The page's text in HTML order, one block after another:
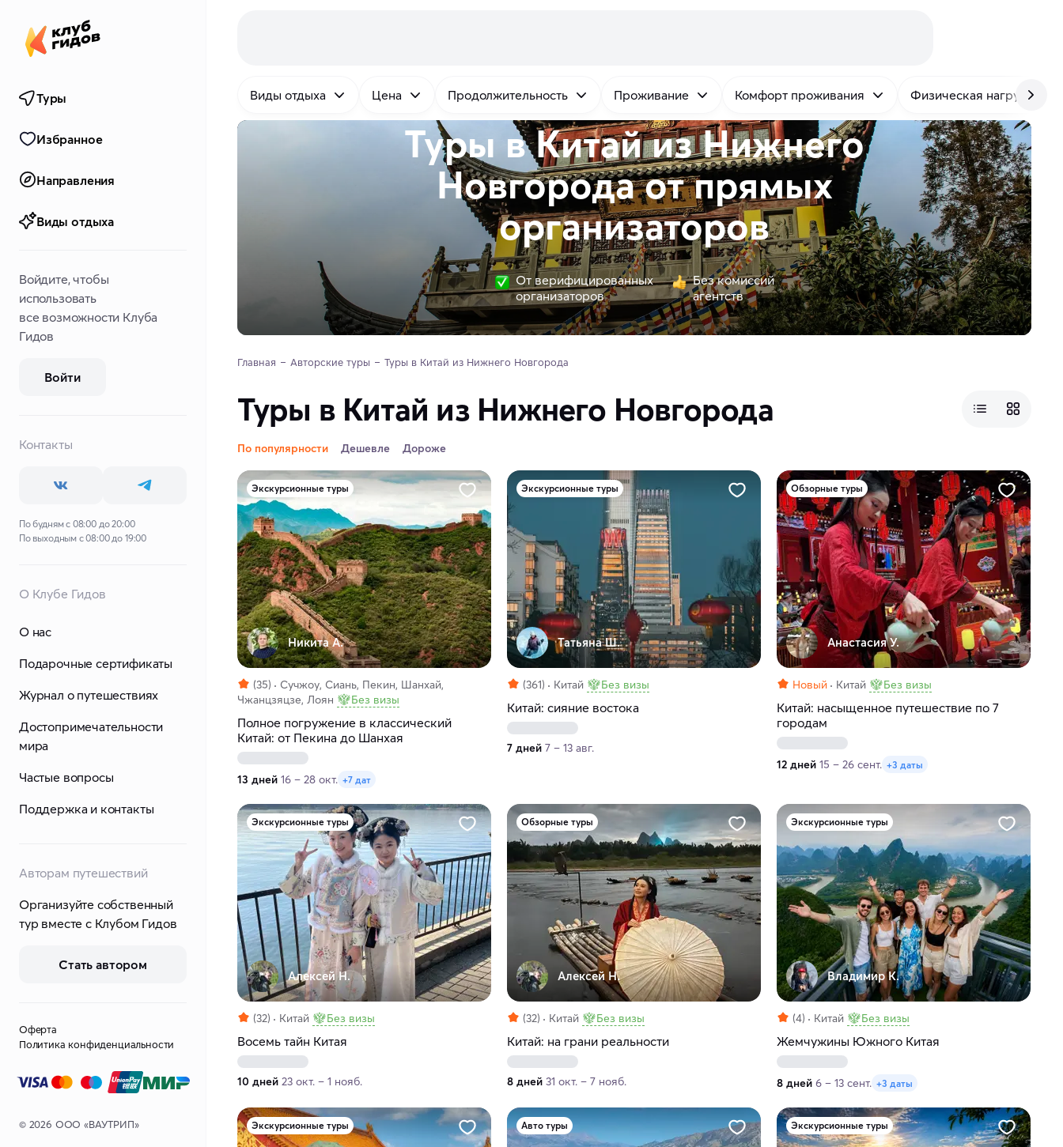
Туры
Избранное
Направления
Виды отдыха
Войдите, чтобы
использовать
все возможности Клуба
Гидов
Войти
Контакты
По будням с 08:00 до 20:00
По выходным с 08:00 до 19:00
О Клубе Гидов
О нас
Подарочные сертификаты
Журнал о путешествиях
Достопримечательности
мира
Частые вопросы
Поддержка и контакты
Авторам путешествий
Организуйте собственный
тур вместе с Клубом Гидов
Стать автором
Оферта
Политика конфиденциальности
© 2026 ООО «ВАУТРИП»
Виды отдыха Цена Продолжительность Проживание Комфорт проживания Физическая нагрузка
Туры в Китай из Нижнего
Новгорода отпрямых
организаторов
От верифицированных
организаторов
Без комиссий
агентств
Главная Авторские туры Туры в Китай из Нижнего Новгорода
Туры в Китай из Нижнего Новгорода
По популярности Дешевле Дороже
Экскурсионные туры
Никита А.
(35)
Сучжоу, Сиань, Пекин, Шанхай,
Чжанцзяцзе, Лоян
Без визы
Полное погружение в классический
Китай: от Пекина до Шанхая
13 дней 16 – 28 окт. +7 дат
Экскурсионные туры
Татьяна Ш.
(361) Китай Без визы
Китай: сияние востока
7 дней 7 – 13 авг.
Обзорные туры
Анастасия У.
Новый Китай Без визы
Китай: насыщенное путешествие по 7
городам
12 дней 15 – 26 сент. +3 даты
Экскурсионные туры
Алексей Н.
(32) Китай Без визы
Восемь тайн Китая
10 дней 23 окт. – 1 нояб.
Обзорные туры
Алексей Н.
(32) Китай Без визы
Китай: на грани реальности
8 дней 31 окт. – 7 нояб.
Экскурсионные туры
Владимир К.
(4) Китай Без визы
Жемчужины Южного Китая
8 дней 6 – 13 сент. +3 даты
Экскурсионные туры Авто туры Экскурсионные туры